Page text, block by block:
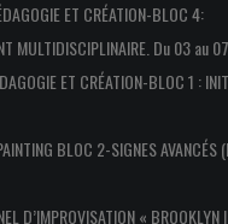
ET CRÉATION-BLOC 4:
MULTIDISCIPLINAIRE. Du 03 au
ET CRÉATION-BLOC 1 :
BLOC 2-SIGNES AVANCÉS
D’IMPROVISATION «